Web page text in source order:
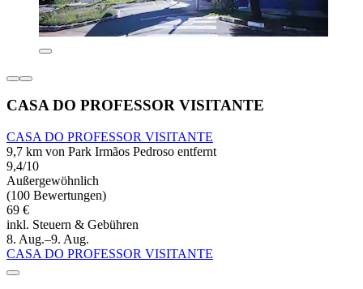
CASA DO PROFESSOR VISITANTE
CASA DO PROFESSOR VISITANTE
9,7 km von Park Irmãos Pedroso entfernt
9,4/10
Außergewöhnlich
(100 Bewertungen)
69 €
inkl. Steuern & Gebühren
8. Aug.–9. Aug.
CASA DO PROFESSOR VISITANTE